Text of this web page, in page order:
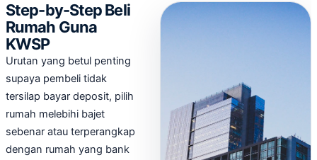
Step-by-Step Beli
Rumah Guna
KWSP
Urutan yang betul penting
supaya pembeli tidak
tersilap bayar deposit, pilih
rumah melebihi bajet
sebenar atau terperangkap
dengan rumah yang bank